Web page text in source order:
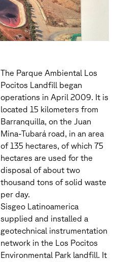
The Parque Ambiental Los
Pocitos Landfill began
operations in April 2009. It is
located 15 kilometers from
Barranquilla, on the Juan
Mina-Tubará road, in an area
of 135 hectares, of which 75
hectares are used for the
disposal of about two
thousand tons of solid waste
per day.
Sisgeo Latinoamerica
supplied and installed a
geotechnical instrumentation
network in the Los Pocitos
Environmental Park landfill. It